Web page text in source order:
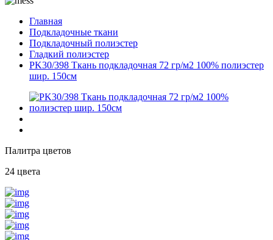
Главная
Подкладочные ткани
Подкладочный полиэстер
Гладкий полиэстер
PK30/398 Ткань подкладочная 72 гр/м2 100% полиэстер
шир. 150см
Палитра цветов
24 цвета